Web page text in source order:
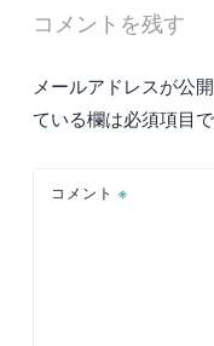
ビ
ー
コメントを残す
メールアドレスが公
ている欄は必須項目
コメント ※